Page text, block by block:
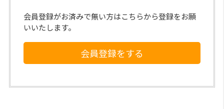
会員登録がお済みで無い方はこちらから登録をお願
いいたします。
会員登録をする